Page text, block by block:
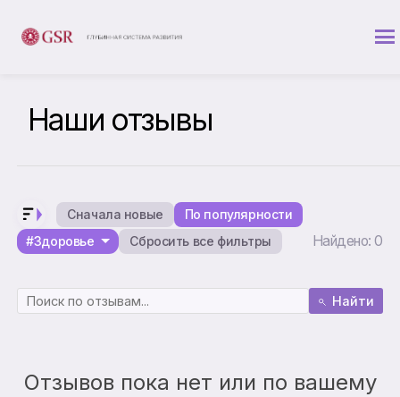
Наши отзывы
Сначала новые
По популярности
#Здоровье
Сбросить все фильтры Найдено: 0
Найти
Отзывов пока нет или по вашему